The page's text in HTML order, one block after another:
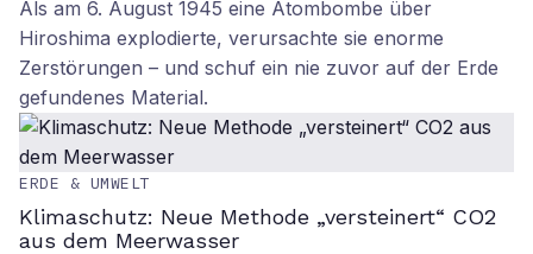
Als am 6. August 1945 eine Atombombe über
Hiroshima explodierte, verursachte sie enorme
Zerstörungen – und schuf ein nie zuvor auf der Erde
gefundenes Material.
ERDE & UMWELT
Klimaschutz: Neue Methode „versteinert“ CO2
aus dem Meerwasser